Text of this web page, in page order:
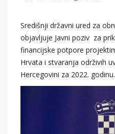
Središnji državni ured za
objavljuje Javni poziv za
financijske potpore
Hrvata i stvaranja održivih
Hercegovini za 2022. godinu.